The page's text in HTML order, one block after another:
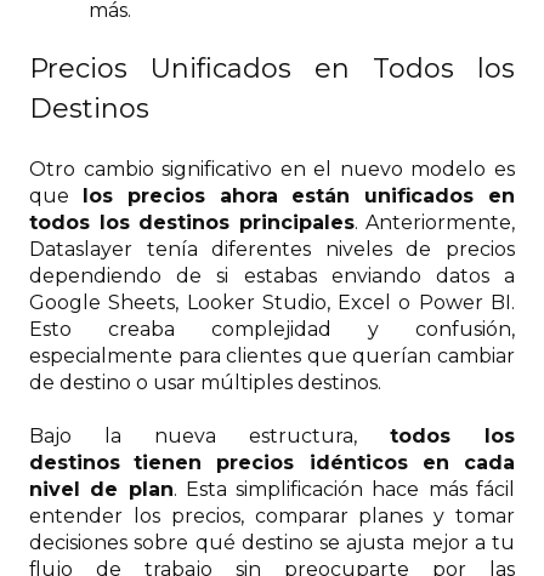
más.
Precios Unificados en Todos los
Destinos
Otro cambio significativo en el nuevo modelo es
que los precios ahora están unificados en
todos los destinos principales. Anteriormente,
Dataslayer tenía diferentes niveles de precios
dependiendo de si estabas enviando datos a
Google Sheets, Looker Studio, Excel o Power BI.
Esto creaba complejidad y confusión,
especialmente para clientes que querían cambiar
de destino o usar múltiples destinos.
Bajo la nueva estructura, todos los
destinos tienen precios idénticos en cada
nivel de plan. Esta simplificación hace más fácil
entender los precios, comparar planes y tomar
decisiones sobre qué destino se ajusta mejor a tu
flujo de trabajo sin preocuparte por las